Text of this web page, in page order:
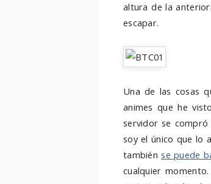
altura de la
escapar.
Una de las cosas
animes que he
servidor se compró
soy el único que lo
tambiénse puede
cualquier